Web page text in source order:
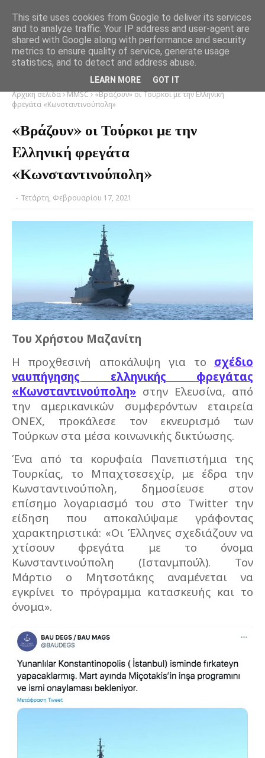
Αρχική σελίδα MMSC «Βράζουν» οι Τούρκοι με την Eλληνική
φρεγάτα «Κωνσταντινούπολη»
«Βράζουν» οι Τούρκοι με την
Eλληνική φρεγάτα
«Κωνσταντινούπολη»
- Τετάρτη, Φεβρουαρίου 17, 2021
Του Χρήστου Μαζανίτη
Η προχθεσινή αποκάλυψη για το σχέδιο
ναυπήγησης ελληνικής φρεγάτας
«Κωνσταντινούπολη» στην Ελευσίνα, από
την αμερικανικών συμφερόντων εταιρεία
ΟΝΕΧ, προκάλεσε τον εκνευρισμό των
Τούρκων στα μέσα κοινωνικής δικτύωσης.
Ένα από τα κορυφαία Πανεπιστήμια της
Τουρκίας, το Μπαχτσεσεχίρ, με έδρα την
Κωνσταντινούπολη, δημοσίευσε στον
επίσημο λογαριασμό του στο Twitter την
είδηση που αποκαλύψαμε γράφοντας
χαρακτηριστικά: «Οι Έλληνες σχεδιάζουν να
χτίσουν φρεγάτα με το όνομα
Κωνσταντινούπολη (Ιστανμπούλ). Τον
Μάρτιο ο Μητσοτάκης αναμένεται να
εγκρίνει το πρόγραμμα κατασκευής και το
όνομα».
This site uses cookies from Google to deliver its services
and to analyze traffic. Your IP address and user-agent are
shared with Google along with performance and security
metrics to ensure quality of service, generate usage
statistics, and to detect and address abuse.
LEARN MORE GOT IT